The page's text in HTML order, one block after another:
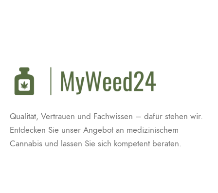
Qualität, Vertrauen und Fachwissen – dafür stehen wir.
Entdecken Sie unser Angebot an medizinischem
Cannabis und lassen Sie sich kompetent beraten.